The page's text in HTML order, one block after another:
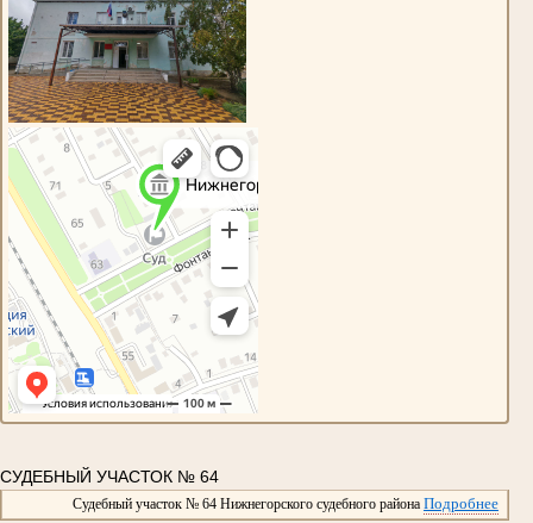
СУДЕБНЫЙ УЧАСТОК № 64
Судебный участок № 64 Нижнегорского судебного района Подробнее